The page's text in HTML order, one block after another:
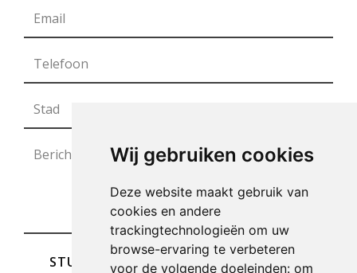
Wij gebruiken cookies
Deze website maakt gebruik van
cookies en andere
trackingtechnologieën om uw
browse-ervaring te verbeteren
voor de volgende doeleinden: om
STUREN